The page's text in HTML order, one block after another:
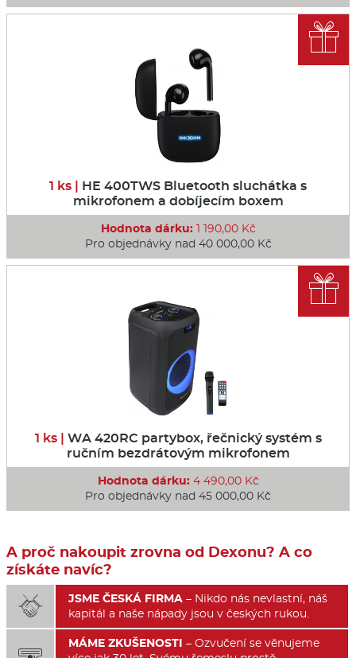
1 ks | HE 400TWS Bluetooth sluchátka s
mikrofonem a dobíjecím boxem
Hodnota dárku:1 190,00 Kč
Pro objednávky nad 40 000,00 Kč

1 ks | WA 420RC partybox, řečnický systém s
ručním bezdrátovým mikrofonem
Hodnota dárku:4 490,00 Kč
Pro objednávky nad 45 000,00 Kč

A proč nakoupit zrovna od Dexonu? A co
získáte navíc?
 JSME ČESKÁ FIRMA – Nikdo nás nevlastní, náš
kapitál a naše nápady jsou v českých rukou.
MÁME ZKUŠENOSTI – Ozvučení se věnujeme